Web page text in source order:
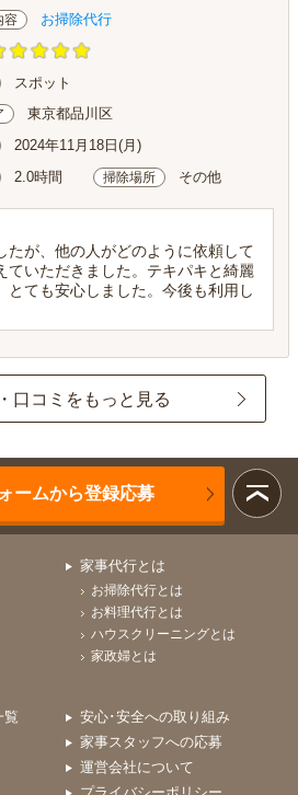
容 お掃除代行
スポット
東京都品川区
2024年11月18日(月)
2.0時間 掃除場所 その他
たが、他の人がどのように依頼して
ていただきました。テキパキと綺麗
とても安心しました。今後も利用し
口コミをもっと見る
ームから登録応募
家事代行とは
お掃除代行とは
お料理代行とは
ハウスクリーニングとは
家政婦とは
覧
安心･安全への取り組み
家事スタッフへの応募
運営会社について